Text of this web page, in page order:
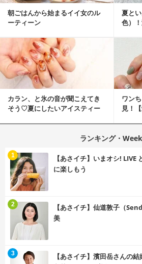
朝ごはんから始まるイイ女のル
ーティーン
夏と
色）
カラン、と氷の音が聞こえてき
そう♡夏にしたいアイスティー
ワン
見！
ランキング・
【あさイチ】いまオシ!
に楽しもう
1
【あさイチ】仙道敦子（
美
2
【あさイチ】濱田岳さんの
3